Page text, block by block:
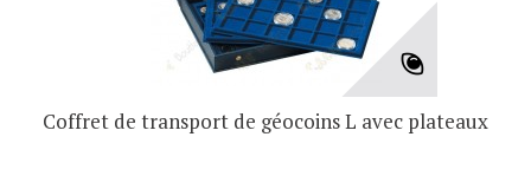
Coffret de transport de géocoins L avec plateaux